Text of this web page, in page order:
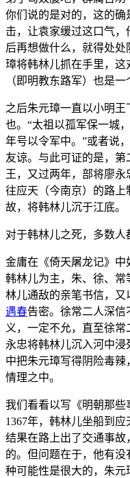
你们说的是对的，这的
击，让袁家缓过这口气
后再想做什么，就得处
璋将韩林儿抓在手里，
（即明教东路军）也是一
之后朱元璋一直以小明
也。“太祖以孤军保一城
年号以令军中。”或者说
友谅。与此可证的是，
王，又过两年，部将廖
往应天（今南京）的路
故，将韩林儿沉于江底。
对于韩林儿之死，多数人
金庸在《倚天屠龙记》
韩林儿为主，朱、徐、
林儿通敌的亲笔书信，
遇春告密。徐常二人深
义，一定不允，直至徐
永忠将韩林儿沉入河中浸
中把朱元璋写得阴险毒
情理之中。
我们看看以写《明朝那些
1367年，韩林儿坐船到应
结果在路上出了交通事
的。但问题在于，他有
种可能性是很大的，朱